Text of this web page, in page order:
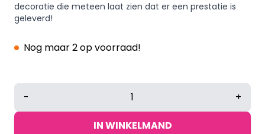
decoratie die meteen laat zien dat er een prestatie is
geleverd!
Nog maar 2 op voorraad!
Geslaagd
Yes!
- +
IN WINKELMAND